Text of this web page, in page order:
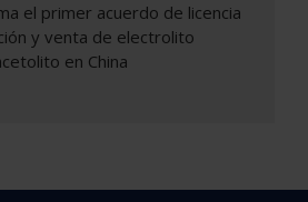
el primer acuerdo de licencia
y venta de electrolito
en China